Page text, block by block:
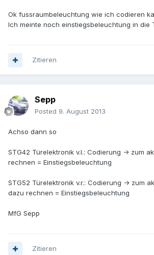
Ok fussraumbeleuchtung wie ich codieren
Ich meinte noch einstiegsbeleuchtung in die
Zitieren
Sepp
Posted 9. August 2013
Achso dann so
STG42 Türelektronik v.l.: Codierung -> zum
rechnen = Einstiegsbeleuchtung
STG52 Türelektronik v.r.: Codierung -> zum
dazu rechnen = Einstiegsbeleuchtung
MfG Sepp
Zitieren